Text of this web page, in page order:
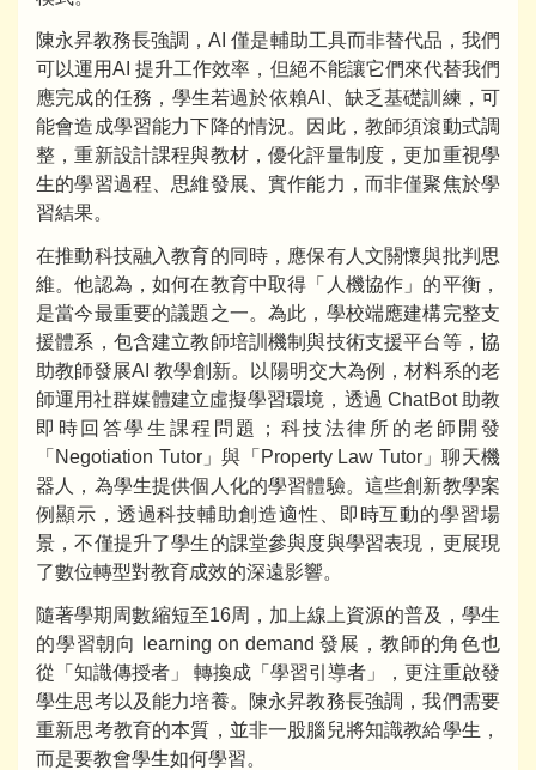
陳永昇教務長強調，AI 僅是輔助工具而非替代品，我們
可以運用AI 提升工作效率，但絕不能讓它們來代替我們
應完成的任務，學生若過於依賴AI、缺乏基礎訓練，可
能會造成學習能力下降的情況。因此，教師須滾動式調
整，重新設計課程與教材，優化評量制度，更加重視學
生的學習過程、思維發展、實作能力，而非僅聚焦於學
習結果。
在推動科技融入教育的同時，應保有人文關懷與批判思
維。他認為，如何在教育中取得「人機協作」的平衡，
是當今最重要的議題之一。為此，學校端應建構完整支
援體系，包含建立教師培訓機制與技術支援平台等，協
助教師發展AI 教學創新。以陽明交大為例，材料系的老
師運用社群媒體建立虛擬學習環境，透過 ChatBot 助教
即時回答學生課程問題；科技法律所的老師開發
「Negotiation Tutor」與「Property Law Tutor」聊天機
器人，為學生提供個人化的學習體驗。這些創新教學案
例顯示，透過科技輔助創造適性、即時互動的學習場
景，不僅提升了學生的課堂參與度與學習表現，更展現
了數位轉型對教育成效的深遠影響。
隨著學期周數縮短至16周，加上線上資源的普及，學生
的學習朝向 learning on demand 發展，教師的角色也
從「知識傳授者」 轉換成「學習引導者」，更注重啟發
學生思考以及能力培養。陳永昇教務長強調，我們需要
重新思考教育的本質，並非一股腦兒將知識教給學生，
而是要教會學生如何學習。